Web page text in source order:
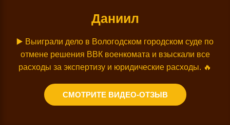
Даниил
▶️ Выиграли дело в Вологодском городском суде по
отмене решения ВВК военкомата и взыскали все
расходы за экспертизу и юридические расходы. 🔥
СМОТРИТЕ ВИДЕО-ОТЗЫВ